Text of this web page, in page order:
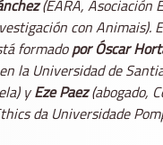
(EARA, Asociación
con Animais).
formadopor Óscar
la Universidad de
yEze Paez(abogado,
da Universidade